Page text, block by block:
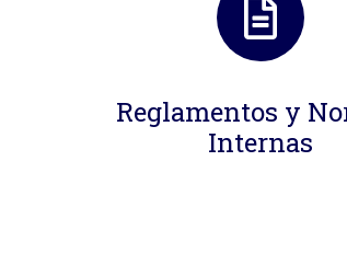
Reglamentos y
Internas